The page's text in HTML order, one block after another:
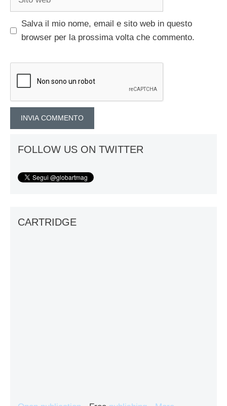
Salva il mio nome, email e sito web in questo
browser per la prossima volta che commento.
FOLLOW US ON TWITTER
CARTRIDGE